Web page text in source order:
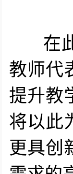
在此
教师代
提升教
将以此
更具创